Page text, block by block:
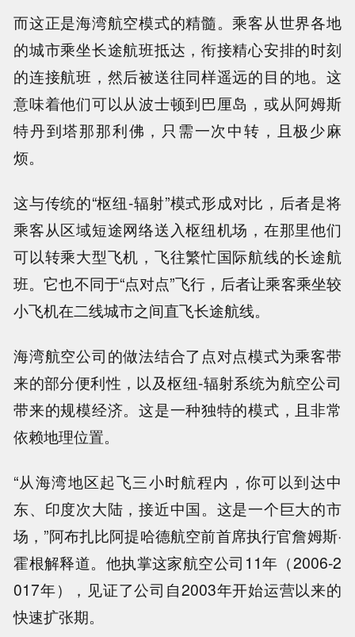
而这正是海湾航空模式的精髓。乘客从世界各地
的城市乘坐长途航班抵达，衔接精心安排的时刻
的连接航班，然后被送往同样遥远的目的地。这
意味着他们可以从波士顿到巴厘岛，或从阿姆斯
特丹到塔那那利佛，只需一次中转，且极少麻
烦。
这与传统的“枢纽-辐射”模式形成对比，后者是将
乘客从区域短途网络送入枢纽机场，在那里他们
可以转乘大型飞机，飞往繁忙国际航线的长途航
班。它也不同于“点对点”飞行，后者让乘客乘坐较
小飞机在二线城市之间直飞长途航线。
海湾航空公司的做法结合了点对点模式为乘客带
来的部分便利性，以及枢纽-辐射系统为航空公司
带来的规模经济。这是一种独特的模式，且非常
依赖地理位置。
“从海湾地区起飞三小时航程内，你可以到达中
东、印度次大陆，接近中国。这是一个巨大的市
场，”阿布扎比阿提哈德航空前首席执行官詹姆斯·
霍根解释道。他执掌这家航空公司11年（2006-2
017年），见证了公司自2003年开始运营以来的
快速扩张期。